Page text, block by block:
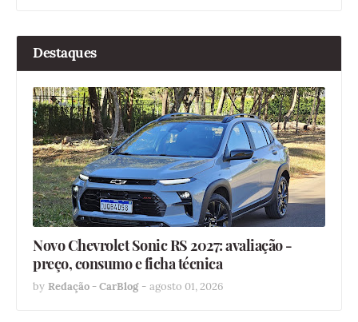
Destaques
Novo Chevrolet Sonic RS 2027: avaliação -
preço, consumo e ficha técnica
by Redação - CarBlog - agosto 01, 2026